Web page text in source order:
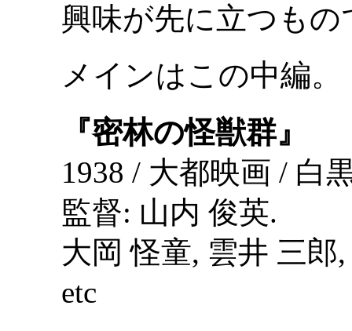
興味が先に立つもの
メインはこの中編。
『密林の怪獣群』
1938 / 大都映画 / 白
監督: 山内 俊英.
大岡 怪童, 雲井 三郎
etc